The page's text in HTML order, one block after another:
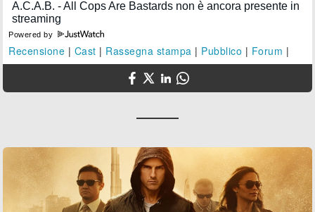
Powered by
Recensione | Cast | Rassegna stampa | Pubblico | Forum |